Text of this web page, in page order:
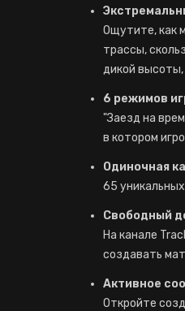
Ощутите, как
трассы,
дикой
6 режимов
"Заезд на
в котором
Одиночная
65
Свободный
На канале
создавать
Активное
Откройте